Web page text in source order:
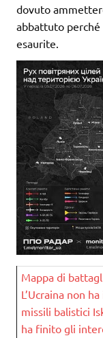
dovuto
abbattuto
esaurite.
Mappa di
L’Ucraina non
missili balistici
ha finito gli